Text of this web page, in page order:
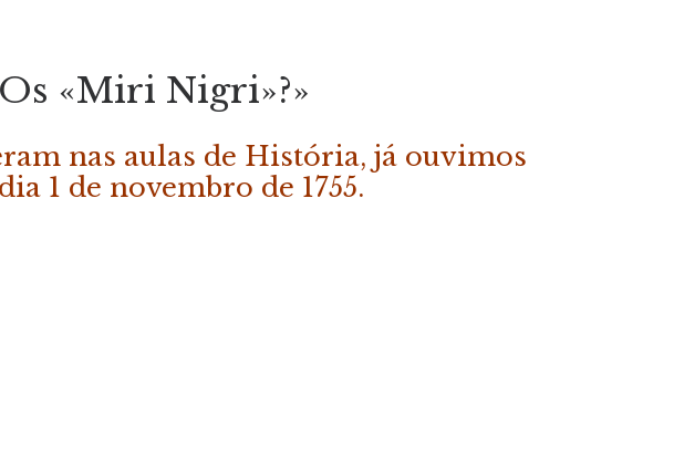
«Miri Nigri»?»
nas aulas de História, já ouvimos
1 de novembro de 1755.